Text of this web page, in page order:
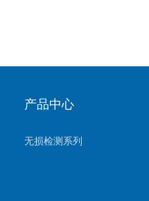
产品中心
无损检测系列